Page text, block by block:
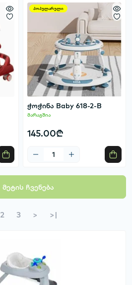
პოპულარული
ჭოჭინა Baby 618-2-B
მარაგშია
145.00₾
მეტის ჩვენება
2 3 > >|